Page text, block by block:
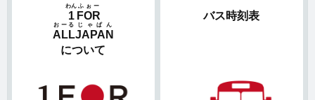
1
わん
FOR
ふぉー
ALL
おーる
JAPAN
じゃぱん
について
バス時刻表